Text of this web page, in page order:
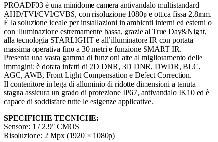
PROADF03 è una minidome camera antivandalo multistandard
AHD/TVI/CVI/CVBS, con risoluzione 1080p e ottica fissa 2,8mm.
È la soluzione ideale per installazioni in ambienti interni ed esterni o
con illuminazione estremamente bassa, grazie al True Day&Night,
alla tecnologia STARLIGHT e all’illuminatore IR con portata
massima operativa fino a 30 metri e funzione SMART IR.
Presenta una vasta gamma di funzioni atte al miglioramento delle
immagini: è dotata infatti di 2D DNR, 3D DNR, DWDR, BLC,
AGC, AWB, Front Light Compensation e Defect Correction.
Il contenitore in lega di alluminio di ridotte dimensioni a tenuta
stagna assicura un grado di protezione IP67, antivandalo IK10 ed è
capace di soddisfare tutte le esigenze applicative.
SPECIFICHE TECNICHE:
Sensore: 1 / 2.9” CMOS
Risoluzione: 2 Mpx (1920 × 1080p)